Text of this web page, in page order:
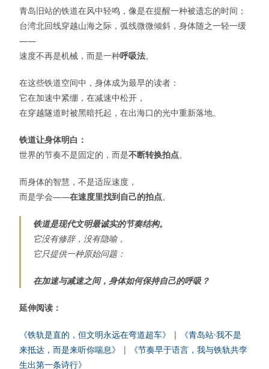
青岛旧站的铁道在风中轻鸣，像是在提醒一种被遗忘的时间；
台湾北回线穿越山海之际，弧线微微倾斜，身体随之一轻一缓
——
速度不再是机械，而是一种呼吸法。
在这些铁道空间中，身体成为最早的读者：
它在加速中紧绷，在减速中松开，
在穿越隧道时被黑暗托起，在出海口的光中重新落地。
铁道让身体明白：
世界的节奏不是固定的，而是不断转换拍点。
而身体的智慧，不是适应速度，
而是学会——在速度里找到自己的拍点。
铁道是现代文明最诚实的节奏结构。
它没有修辞，没有隐喻，
它只提供一种原始问题：
在加速与减速之间，身体如何保持自己的呼吸？
延伸阅读：
《铁轨是直的，但文明永远在弯道超车》 |
《青岛站·我不是
来抵达，而是来听你喘息》
|
《节奏早于语言，我与铁轨共孪
生出第一条诗行》